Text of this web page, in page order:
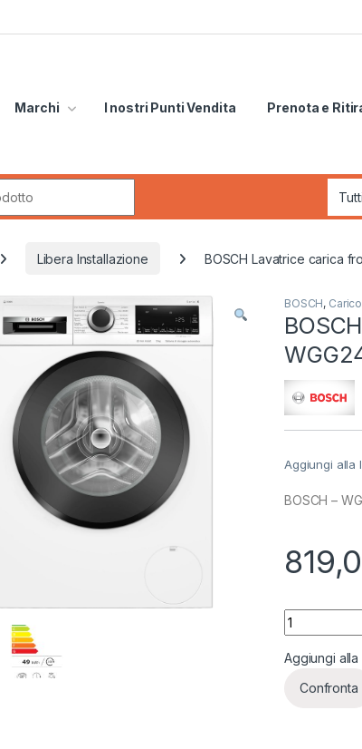
Marchi I nostri Punti Vendita Prenota e
Libera Installazione BOSCH Lavatrice carica
BOSCH,
Aggiungi alla
BOSCH –
BOSCH
Aggiungi
Confronta